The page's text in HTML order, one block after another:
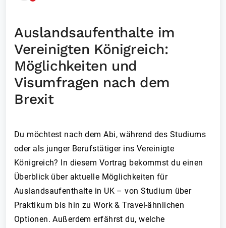
Auslandsaufenthalte im
Vereinigten Königreich:
Möglichkeiten und
Visumfragen nach dem
Brexit
Du möchtest nach dem Abi, während des Studiums
oder als junger Berufstätiger ins Vereinigte
Königreich? In diesem Vortrag bekommst du einen
Überblick über aktuelle Möglichkeiten für
Auslandsaufenthalte in UK – von Studium über
Praktikum bis hin zu Work & Travel-ähnlichen
Optionen. Außerdem erfährst du, welche